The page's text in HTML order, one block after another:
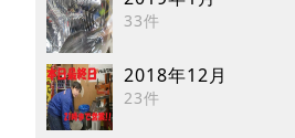
33件
2018年12月
23件